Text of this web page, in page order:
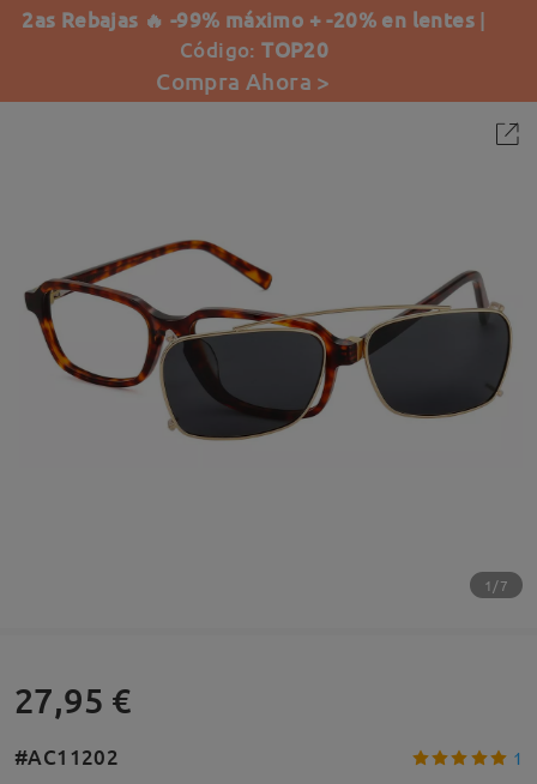
2as Rebajas 🔥 -99% máximo + -20% en lentes |
Código:TOP20
Compra Ahora >
1/7
27,95 €
#AC11202 1